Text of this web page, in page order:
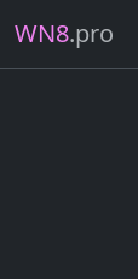
WN8.pro